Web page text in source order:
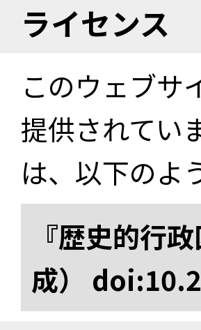
ライセンス
このウェブサ
提供されてい
は、以下のよ
『歴史的行
成）